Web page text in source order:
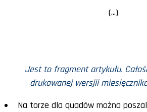
(...)
Jest to fragment artykułu.
drukowanej wersjii
Na torze dla quadów można